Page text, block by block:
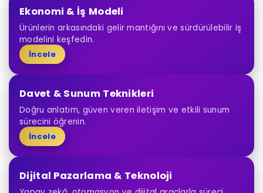
Ekonomi & İş Modeli
Ürünlerin arkasındaki gelir mantığını ve sürdürülebilir iş
modelini keşfedin.
İncele
Davet & Sunum Teknikleri
Doğru anlatım, güven veren iletişim ve etkili sunum
sürecini öğrenin.
İncele
Dijital Pazarlama & Teknoloji